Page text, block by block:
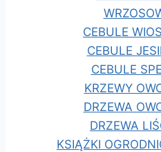
CEBULE
CEBULE
CEBULE
KRZEWY
DRZEWA
DRZEWA
KSIĄŻKI